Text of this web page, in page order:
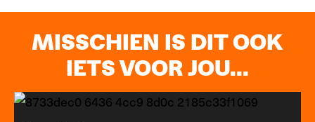
MISSCHIEN IS DIT OOK
IETS VOOR JOU...